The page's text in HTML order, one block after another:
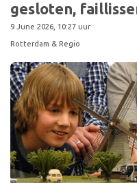
gesloten,
9 June 2026, 10:27 uur
Rotterdam & Regio